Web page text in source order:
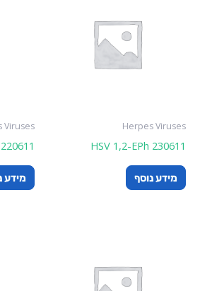
Herpes Viruses
HSV 1,2-EPh 230611
מידע נוסף
Viruses
מידע